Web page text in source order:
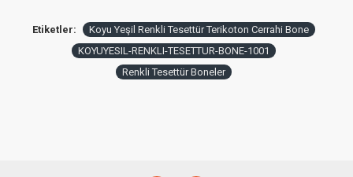
Etiketler:
Koyu Yeşil Renkli Tesettür Terikoton Cerrahi Bone
KOYUYESIL-RENKLI-TESETTUR-BONE-1001
Renkli Tesettür Boneler